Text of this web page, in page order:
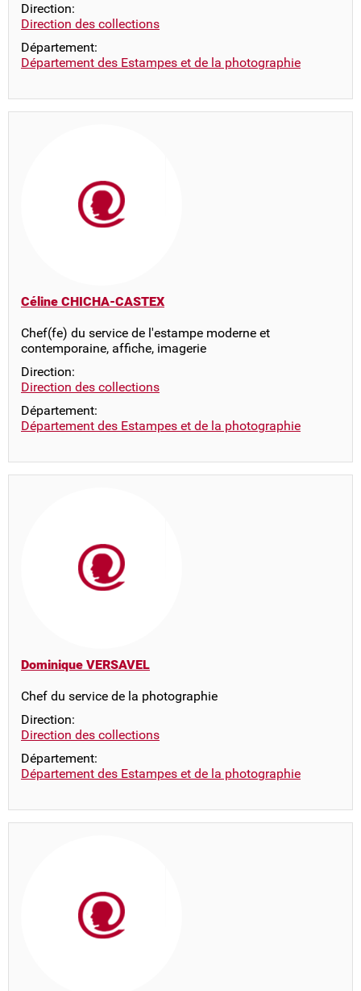
Direction:
Direction des collections
Département:
Département des Estampes et de la photographie
Céline CHICHA-CASTEX
Chef(fe) du service de l'estampe moderne et
contemporaine, affiche, imagerie
Direction:
Direction des collections
Département:
Département des Estampes et de la photographie
Dominique VERSAVEL
Chef du service de la photographie
Direction:
Direction des collections
Département:
Département des Estampes et de la photographie